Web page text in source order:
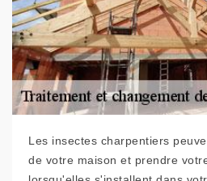
Les insectes charpentiers
de votre maison et prendre